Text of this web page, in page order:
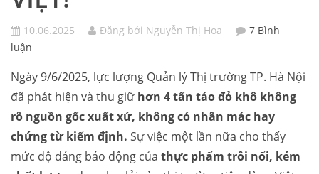
10.06.2025 Đăng bởi Nguyễn Thị Hoa
7 Bình
luận
Ngày 9/6/2025, lực lượng Quản lý Thị trường TP. Hà Nội
đã phát hiện và thu giữ hơn 4 tấn táo đỏ khô không
rõ nguồn gốc xuất xứ, không có nhãn mác hay
chứng từ kiểm định. Sự việc một lần nữa cho thấy
mức độ đáng báo động của thực phẩm trôi nổi, kém